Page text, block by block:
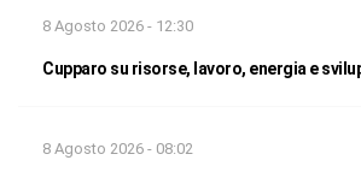
8 Agosto 2026 - 12:30
Cupparo su risorse, lavoro, energia e
8 Agosto 2026 - 08:02